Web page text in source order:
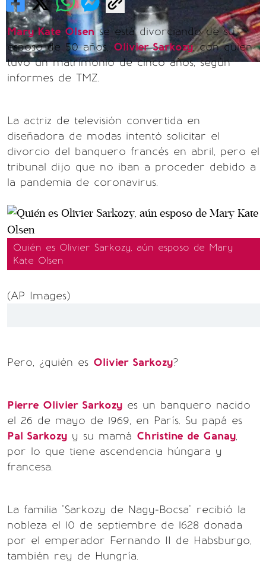
Mary Kate Olsense está divorciando de su
esposo de 50 años, Olivier Sarkozy, con quien
tuvo un matrimonio de cinco años, según
informes de TMZ.
La actriz de televisión convertida en
diseñadora de modas intentó solicitar el
divorcio del banquero francés en abril, pero el
tribunal dijo que no iban a proceder debido a
la pandemia de coronavirus.
Quién es Olivier Sarkozy, aún esposo de Mary
Kate Olsen
(AP Images)
Pero, ¿quién es Olivier Sarkozy?
Pierre Olivier Sarkozy es un banquero nacido
el 26 de mayo de 1969, en París. Su papá es
Pal Sarkozy y su mamá Christine de Ganay,
por lo que tiene ascendencia húngara y
francesa.
La familia "Sarkozy de Nagy-Bocsa" recibió la
nobleza el 10 de septiembre de 1628 donada
por el emperador Fernando II de Habsburgo,
también rey de Hungría.